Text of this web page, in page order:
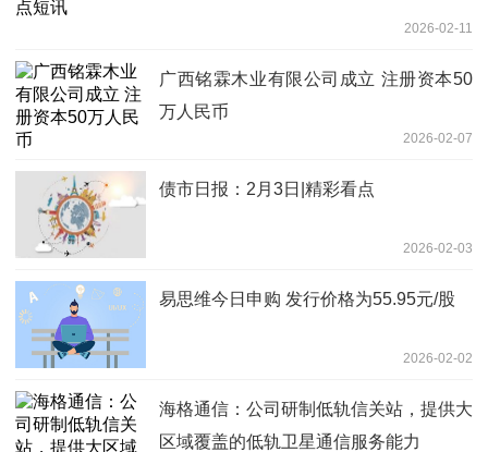
2026-02-11
广西铭霖木业有限公司成立 注册资本50
万人民币
2026-02-07
债市日报：2月3日|精彩看点
2026-02-03
易思维今日申购 发行价格为55.95元/股
2026-02-02
海格通信：公司研制低轨信关站，提供大
区域覆盖的低轨卫星通信服务能力